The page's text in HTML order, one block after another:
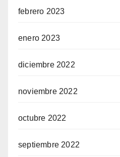
febrero 2023
enero 2023
diciembre 2022
noviembre 2022
octubre 2022
septiembre 2022